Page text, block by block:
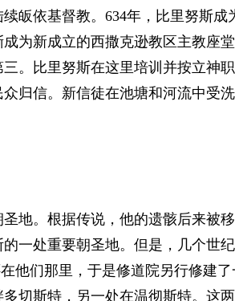
皈依基督教。634年，比里努斯成
为新成立的西撒克逊教区主教座
。比里努斯在这里培训并按立神职
归信。新信徒在池塘和河流中受
地。根据传说，他的遗骸后来被
一处重要朝圣地。但是，几个世
他们那里，于是修道院另行修建了
切斯特，另一处在温彻斯特。这